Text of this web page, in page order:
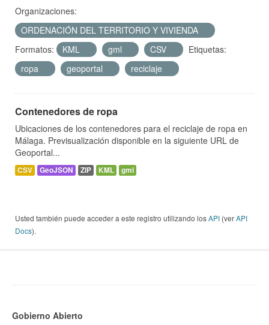
Organizaciones:
ORDENACIÓN DEL TERRITORIO Y VIVIENDA
Formatos:
KML gml CSV
Etiquetas:
ropa
geoportal reciclaje
Contenedores de ropa
Ubicaciones de los contenedores para el reciclaje de ropa en
Málaga. Previsualización disponible en la siguiente URL de
Geoportal...
CSV GeoJSON ZIP KML gml
Usted también puede acceder a este registro utilizando losAPI (verAPI
Docs).
Gobierno Abierto